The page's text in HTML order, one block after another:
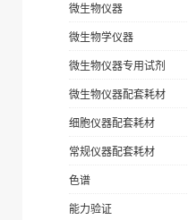
微生物仪器
微生物学仪器
微生物仪器专用试剂
微生物仪器配套耗材
细胞仪器配套耗材
常规仪器配套耗材
色谱
能力验证